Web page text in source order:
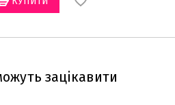
зацікавити